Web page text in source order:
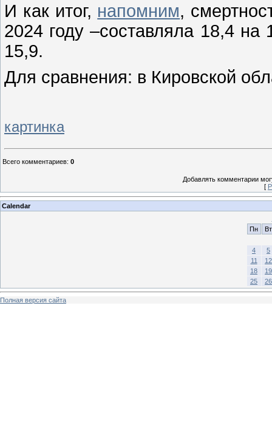
И как итог, напомним,
2024 году –составляла 18,4 на
15,9.
Для сравнения: в Кировской
картинка
Всего комментариев: 0
Добавлять комментарии
[
Calendar
Пн
Вт
4
5
11
12
18
19
25
26
Полная версия сайта